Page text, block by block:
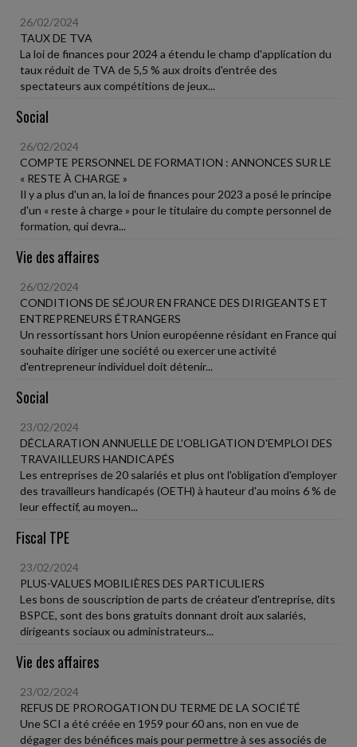
26/02/2024
TAUX DE TVA
La loi de finances pour 2024 a étendu le champ d'application du
taux réduit de TVA de 5,5 % aux droits d'entrée des
spectateurs aux compétitions de jeux...
Social
26/02/2024
COMPTE PERSONNEL DE FORMATION : ANNONCES SUR LE
« RESTE À CHARGE »
Il y a plus d'un an, la loi de finances pour 2023 a posé le principe
d'un « reste à charge » pour le titulaire du compte personnel de
formation, qui devra...
Vie des affaires
26/02/2024
CONDITIONS DE SÉJOUR EN FRANCE DES DIRIGEANTS ET
ENTREPRENEURS ÉTRANGERS
Un ressortissant hors Union européenne résidant en France qui
souhaite diriger une société ou exercer une activité
d'entrepreneur individuel doit détenir...
Social
23/02/2024
DÉCLARATION ANNUELLE DE L'OBLIGATION D'EMPLOI DES
TRAVAILLEURS HANDICAPÉS
Les entreprises de 20 salariés et plus ont l'obligation d'employer
des travailleurs handicapés (OETH) à hauteur d'au moins 6 % de
leur effectif, au moyen...
Fiscal TPE
23/02/2024
PLUS-VALUES MOBILIÈRES DES PARTICULIERS
Les bons de souscription de parts de créateur d'entreprise, dits
BSPCE, sont des bons gratuits donnant droit aux salariés,
dirigeants sociaux ou administrateurs...
Vie des affaires
23/02/2024
REFUS DE PROROGATION DU TERME DE LA SOCIÉTÉ
Une SCI a été créée en 1959 pour 60 ans, non en vue de
dégager des bénéfices mais pour permettre à ses associés de